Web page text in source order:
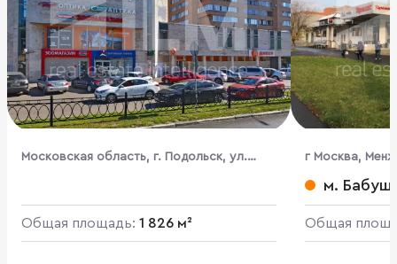
Московская область, г. Подольск, ул.
Общая площадь: 1 826 м²
г Москва,
стр. 2
м.
Общая